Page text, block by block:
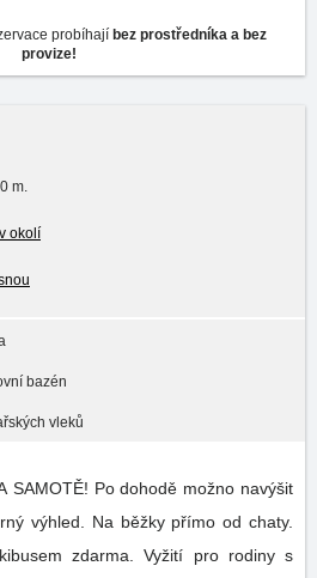
probíhají bez prostředníka a bez
provize!
m.
okolí
bazén
vleků
SAMOTĚ! Po dohodě možno navýšit
výhled. Na běžky přímo od chaty.
zdarma. Vyžití pro rodiny s